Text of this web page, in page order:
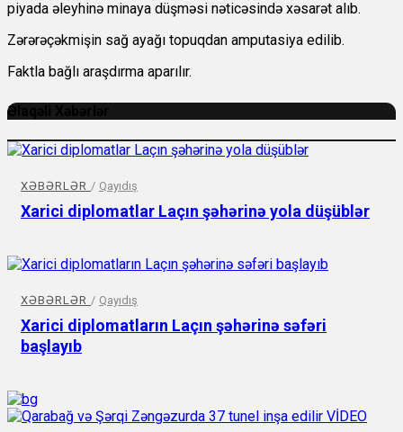
piyada əleyhinə minaya düşməsi nəticəsində xəsarət alıb.
Zərərəçəkmişin sağ ayağı topuqdan amputasiya edilib.
Faktla bağlı araşdırma aparılır.
Əlaqəli Xəbərlər
XƏBƏRLƏR / Qayıdış
Xarici diplomatlar Laçın şəhərinə yola düşüblər
XƏBƏRLƏR / Qayıdış
Xarici diplomatların Laçın şəhərinə səfəri
başlayıb